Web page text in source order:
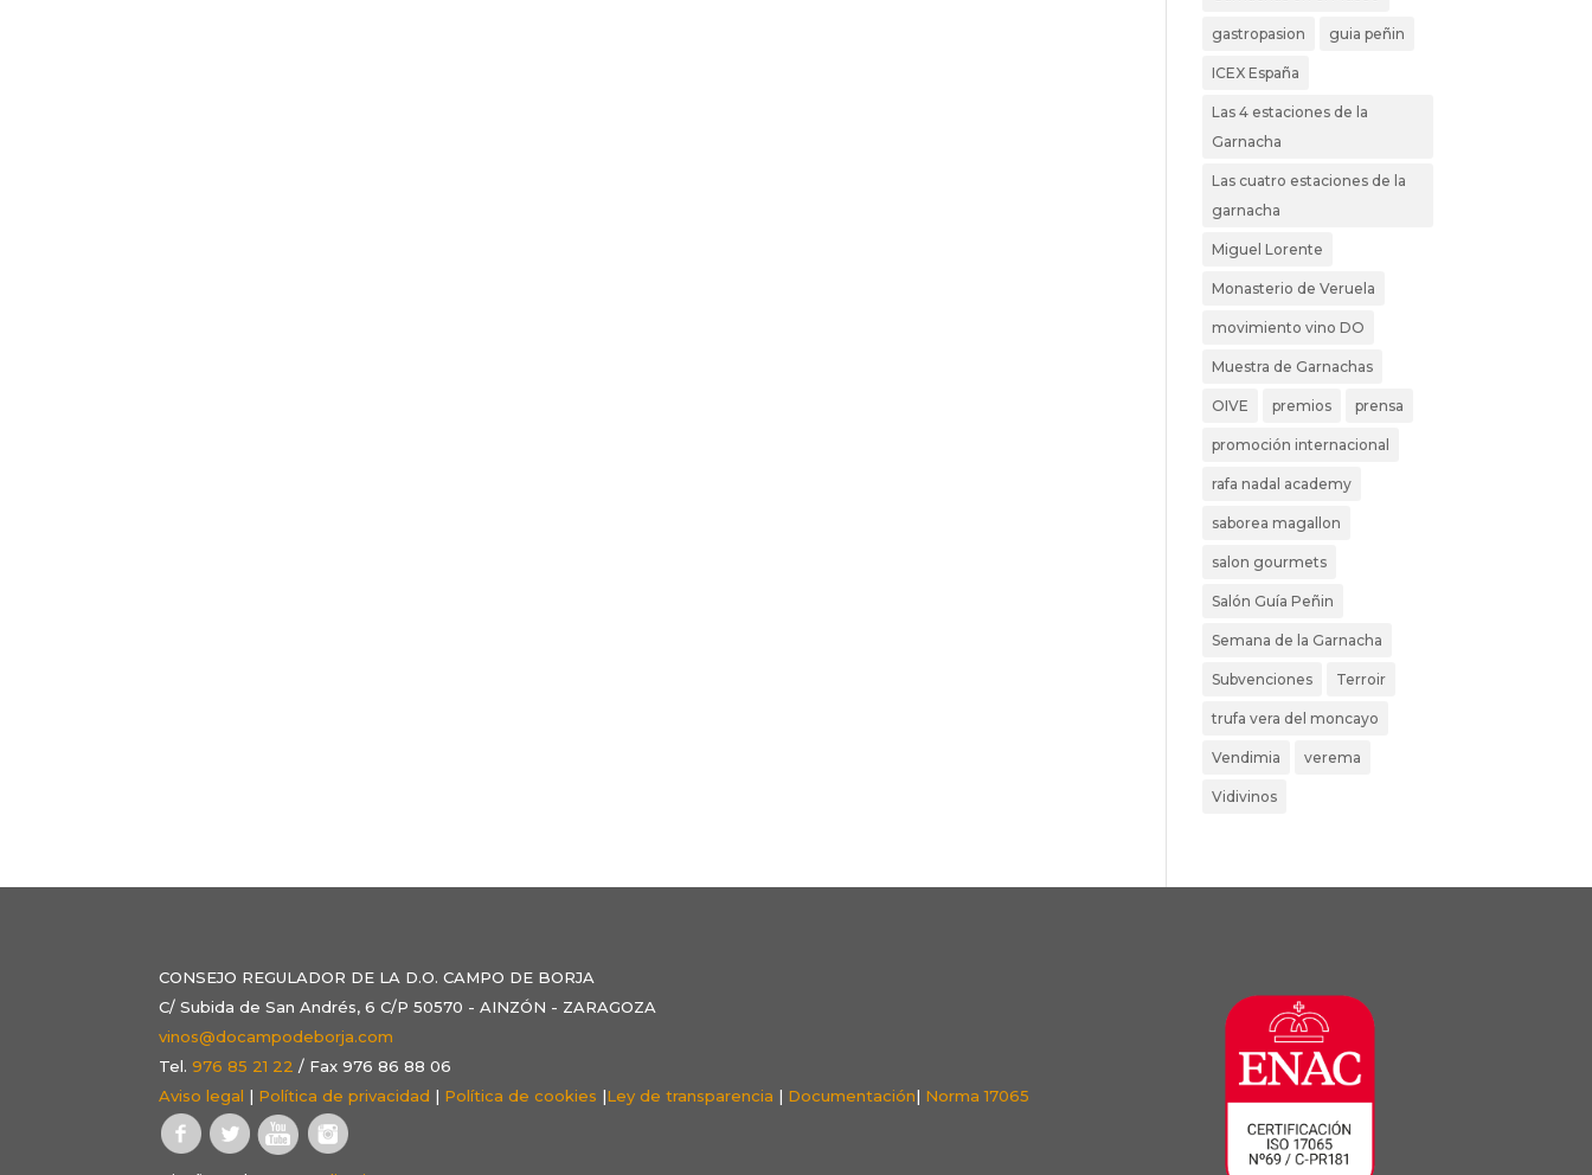
gastropasion guia peñin
ICEX España
Las 4 estaciones de la
Garnacha
Las cuatro estaciones de la
garnacha
Miguel Lorente
Monasterio de Veruela
movimiento vino DO
Muestra de Garnachas
OIVE premios prensa
promoción internacional
rafa nadal academy
saborea magallon
salon gourmets
Salón Guía Peñin
Semana de la Garnacha
Subvenciones Terroir
trufa vera del moncayo
Vendimia verema
Vidivinos
CONSEJO REGULADOR DE LA D.O. CAMPO DE BORJA
C/ Subida de San Andrés, 6 C/P 50570 - AINZÓN - ZARAGOZA
vinos@docampodeborja.com
Tel.976 85 21 22 / Fax 976 86 88 06
Aviso legal | Política de privacidad | Política de cookies |Ley de transparencia | Documentación| Norma 17065